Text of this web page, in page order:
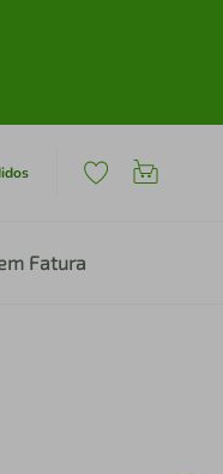
Fatura